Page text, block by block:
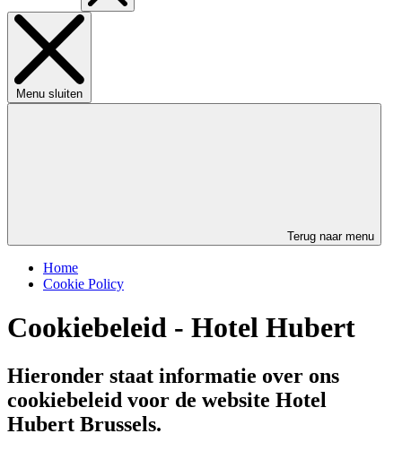
Menu sluiten
Terug naar menu
Home
Cookie Policy
Cookiebeleid - Hotel Hubert
Hieronder staat informatie over ons
cookiebeleid voor de website Hotel
Hubert Brussels.